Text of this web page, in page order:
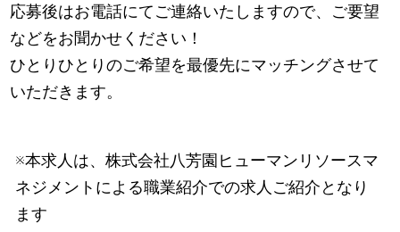
応募後はお電話にてご連絡いたしますので、ご要望
などをお聞かせください！
ひとりひとりのご希望を最優先にマッチングさせて
いただきます。
※本求人は、株式会社八芳園ヒューマンリソースマ
ネジメントによる職業紹介での求人ご紹介となり
ます